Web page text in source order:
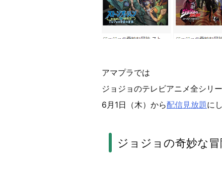
アマプラでは
ジョジョのテレビアニメ全シリ
6月1日（木）から配信見放題に
ジョジョの奇妙な冒